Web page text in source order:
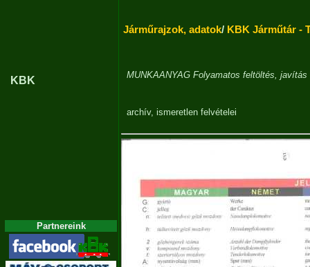
KBK
Partnereink
Járműrajzok, adatok/ KBK Járműtár -
MUNKAANYAG Folyamatos feltöltés, javítás
archív, ismeretlen felvételei